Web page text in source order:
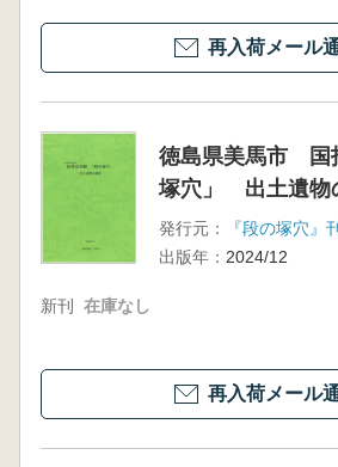
再入荷メール
徳島県美馬市 国
塚穴」 出土遺物
発行元：
『段の塚穴』
出版年： 2024/12
新刊 在庫なし
再入荷メール